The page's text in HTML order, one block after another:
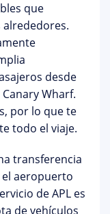
que
alrededores.
desde
Wharf.
por lo que te
todo el viaje.
transferencia
aeropuerto
de APL es
de vehículos